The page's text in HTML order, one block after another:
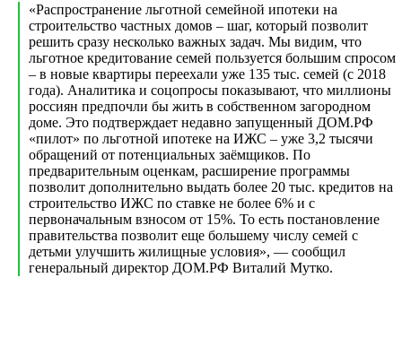
«Распространение льготной семейной ипотеки на
строительство частных домов – шаг, который позволит
решить сразу несколько важных задач. Мы видим, что
льготное кредитование семей пользуется большим спросом
– в новые квартиры переехали уже 135 тыс. семей (с 2018
года). Аналитика и соцопросы показывают, что миллионы
россиян предпочли бы жить в собственном загородном
доме. Это подтверждает недавно запущенный ДОМ.РФ
«пилот» по льготной ипотеке на ИЖС – уже 3,2 тысячи
обращений от потенциальных заёмщиков. По
предварительным оценкам, расширение программы
позволит дополнительно выдать более 20 тыс. кредитов на
строительство ИЖС по ставке не более 6% и с
первоначальным взносом от 15%. То есть постановление
правительства позволит еще большему числу семей с
детьми улучшить жилищные условия», — сообщил
генеральный директор ДОМ.РФ Виталий Мутко.